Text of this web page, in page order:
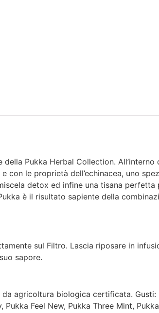
Pukka Herbal Collection. All’interno
con le proprietà dell’echinacea, uno
detox ed infine una tisana perfetta
è il risultato sapiente della
sul Filtro. Lascia riposare in
sapore.
agricoltura biologica certificata. Gusti:
Feel New, Pukka Three Mint,